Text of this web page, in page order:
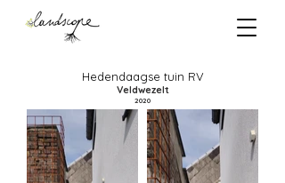
Hedendaagse tuin RV
Veldwezelt
2020